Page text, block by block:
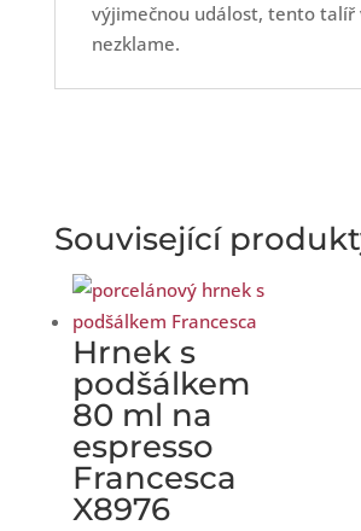
výjimečnou událost, tento talíř
nezklame.
Související
Hrnek s
podšálkem
80 ml na
espresso
Francesca
X8976